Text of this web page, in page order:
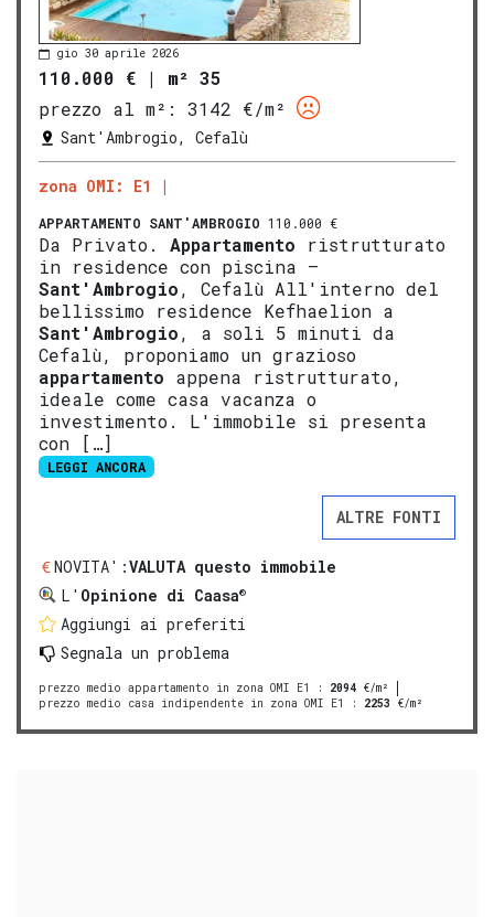
gio 30 aprile 2026
110.000 € | m² 35
prezzo al m²:
3142 €/m²
Sant'Ambrogio, Cefalù
zona OMI: E1
APPARTAMENTO SANT'AMBROGIO 110.000 €
Da Privato. Appartamento ristrutturato
in residence con piscina –
Sant'Ambrogio, Cefalù All'interno del
bellissimo residence Kefhaelion a
Sant'Ambrogio, a soli 5 minuti da
Cefalù, proponiamo un grazioso
appartamento appena ristrutturato,
ideale come casa vacanza o
investimento. L'immobile si presenta
con […]
LEGGI ANCORA
ALTRE FONTI
NOVITA':VALUTA questo immobile
L' Opinione di Caasa®
Aggiungi ai preferiti
Segnala un problema
prezzo medio appartamento in zona OMI E1 : 2094 €/m²
prezzo medio casa indipendente in zona OMI E1
: 2253 €/m²